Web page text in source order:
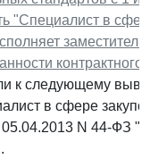
"Специалист в
к следующему
в сфере
N 44-ФЗ